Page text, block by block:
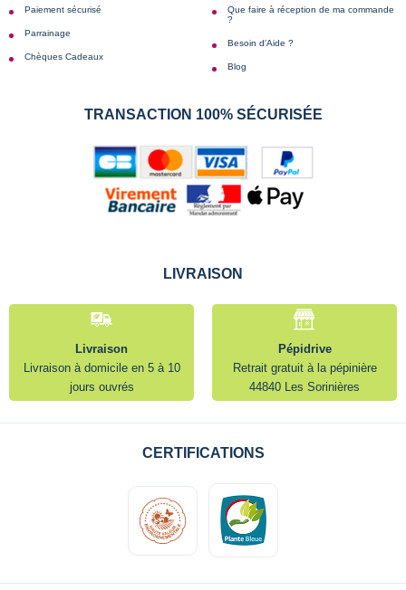
Paiement sécurisé
Parrainage
Chèques Cadeaux
Que faire à réception de ma commande
?
Besoin d'Aide ?
Blog
TRANSACTION 100% SÉCURISÉE
LIVRAISON
Livraison
Livraison à domicile en 5 à 10
jours ouvrés
Pépidrive
Retrait gratuit à la pépinière
44840 Les Sorinières
CERTIFICATIONS